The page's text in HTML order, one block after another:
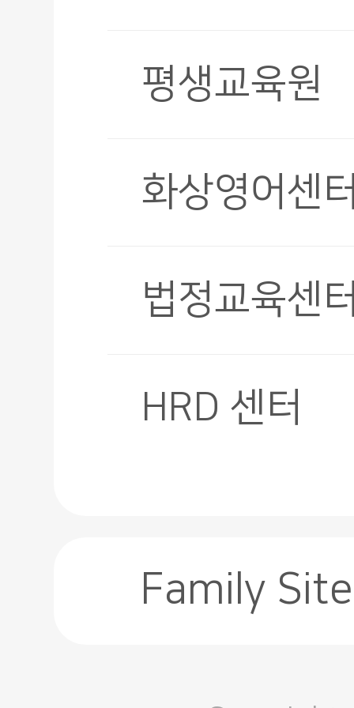
평생교육원
화상영어센
법정교육센
HRD 센터
Family Site